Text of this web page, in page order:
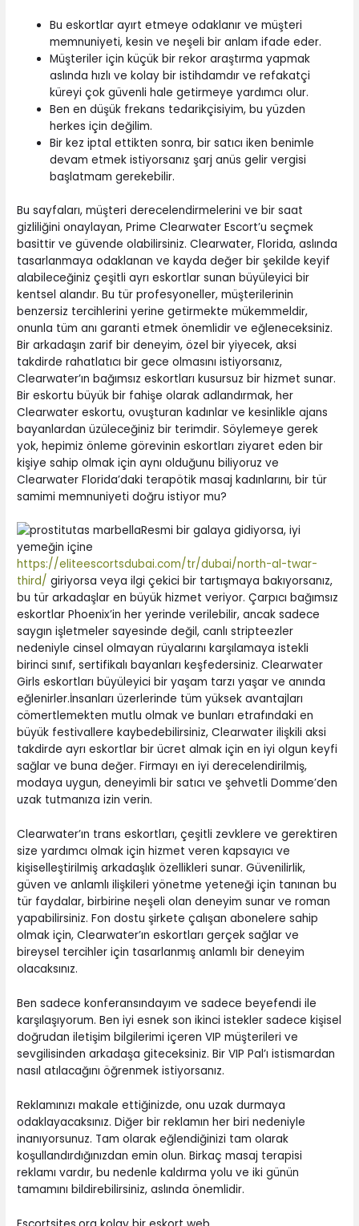
Bu eskortlar ayırt etmeye odaklanır ve müşteri
memnuniyeti, kesin ve neşeli bir anlam ifade eder.
Müşteriler için küçük bir rekor araştırma yapmak
aslında hızlı ve kolay bir istihdamdır ve refakatçi
küreyi çok güvenli hale getirmeye yardımcı olur.
Ben en düşük frekans tedarikçisiyim, bu yüzden
herkes için değilim.
Bir kez iptal ettikten sonra, bir satıcı iken benimle
devam etmek istiyorsanız şarj anüs gelir vergisi
başlatmam gerekebilir.
Bu sayfaları, müşteri derecelendirmelerini ve bir saat
gizliliğini onaylayan, Prime Clearwater Escort’u seçmek
basittir ve güvende olabilirsiniz. Clearwater, Florida, aslında
tasarlanmaya odaklanan ve kayda değer bir şekilde keyif
alabileceğiniz çeşitli ayrı eskortlar sunan büyüleyici bir
kentsel alandır. Bu tür profesyoneller, müşterilerinin
benzersiz tercihlerini yerine getirmekte mükemmeldir,
onunla tüm anı garanti etmek önemlidir ve eğleneceksiniz.
Bir arkadaşın zarif bir deneyim, özel bir yiyecek, aksi
takdirde rahatlatıcı bir gece olmasını istiyorsanız,
Clearwater’ın bağımsız eskortları kusursuz bir hizmet sunar.
Bir eskortu büyük bir fahişe olarak adlandırmak, her
Clearwater eskortu, ovuşturan kadınlar ve kesinlikle ajans
bayanlardan üzüleceğiniz bir terimdir. Söylemeye gerek
yok, hepimiz önleme görevinin eskortları ziyaret eden bir
kişiye sahip olmak için aynı olduğunu biliyoruz ve
Clearwater Florida’daki terapötik masaj kadınlarını, bir tür
samimi memnuniyeti doğru istiyor mu?
Resmi bir galaya gidiyorsa, iyi
yemeğin içine
https://eliteescortsdubai.com/tr/dubai/north-al-twar-
third/ giriyorsa veya ilgi çekici bir tartışmaya bakıyorsanız,
bu tür arkadaşlar en büyük hizmet veriyor. Çarpıcı bağımsız
eskortlar Phoenix’in her yerinde verilebilir, ancak sadece
saygın işletmeler sayesinde değil, canlı stripteezler
nedeniyle cinsel olmayan rüyalarını karşılamaya istekli
birinci sınıf, sertifikalı bayanları keşfedersiniz. Clearwater
Girls eskortları büyüleyici bir yaşam tarzı yaşar ve anında
eğlenirler.İnsanları üzerlerinde tüm yüksek avantajları
cömertlemekten mutlu olmak ve bunları etrafındaki en
büyük festivallere kaybedebilirsiniz, Clearwater ilişkili aksi
takdirde ayrı eskortlar bir ücret almak için en iyi olgun keyfi
sağlar ve buna değer. Firmayı en iyi derecelendirilmiş,
modaya uygun, deneyimli bir satıcı ve şehvetli Domme’den
uzak tutmanıza izin verin.
Clearwater’ın trans eskortları, çeşitli zevklere ve gerektiren
size yardımcı olmak için hizmet veren kapsayıcı ve
kişiselleştirilmiş arkadaşlık özellikleri sunar. Güvenilirlik,
güven ve anlamlı ilişkileri yönetme yeteneği için tanınan bu
tür faydalar, birbirine neşeli olan deneyim sunar ve roman
yapabilirsiniz. Fon dostu şirkete çalışan abonelere sahip
olmak için, Clearwater’ın eskortları gerçek sağlar ve
bireysel tercihler için tasarlanmış anlamlı bir deneyim
olacaksınız.
Ben sadece konferansındayım ve sadece beyefendi ile
karşılaşıyorum. Ben iyi esnek son ikinci istekler sadece kişisel
doğrudan iletişim bilgilerimi içeren VIP müşterileri ve
sevgilisinden arkadaşa giteceksiniz. Bir VIP Pal’ı istismardan
nasıl atılacağını öğrenmek istiyorsanız.
Reklamınızı makale ettiğinizde, onu uzak durmaya
odaklayacaksınız. Diğer bir reklamın her biri nedeniyle
inanıyorsunuz. Tam olarak eğlendiğinizi tam olarak
koşullandırdığınızdan emin olun. Birkaç masaj terapisi
reklamı vardır, bu nedenle kaldırma yolu ve iki günün
tamamını bildirebilirsiniz, aslında önemlidir.